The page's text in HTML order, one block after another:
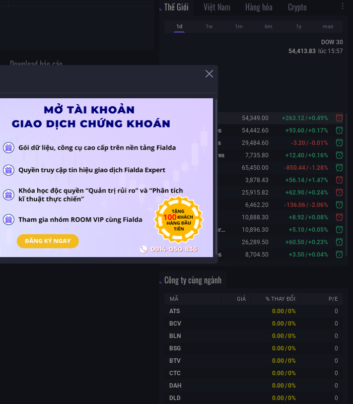
Download báo cáo
Thế Giới Việt Nam Hàng hóa Crypto
1d 1w 1m 6m 1y max
DOW 30
54,413.83 lúc 15:57
54,349.00 +263.12/+0.49%
Dow 30 Futures
54,442.60 +93.60/+0.17%
Nasdaq Futures
29,484.60 -3.20/-0.01%
S&P 500 Futures
7,735.80 +12.40/+0.16%
65,450.00 -850.44/-1.28%
3,878.43 +56.14/+1.47%
Hang Seng
25,915.82 +62.90/+0.24%
KOSPI
6,462.20 -136.06/-2.06%
FTSE 100
10,888.30 +8.92/+0.08%
FTSE 100 Futures
10,896.30 +5.10/+0.05%
DAX Futures
26,289.50 +60.50/+0.23%
CAC 40 Futures
8,704.50 +3.50/+0.04%
Công ty cùng ngành
MÃ GIÁ % THAY ĐỔI P/E
ATS 0.00/0%
0
BCV
0.00/0%
0
BLN
0.00/0%
0
BSG
0.00/0%
0
BTV
0.00/0%
0
CTC
0.00/0%
0
DAH
0.00/0%
0
DLD
0.00/0% 0